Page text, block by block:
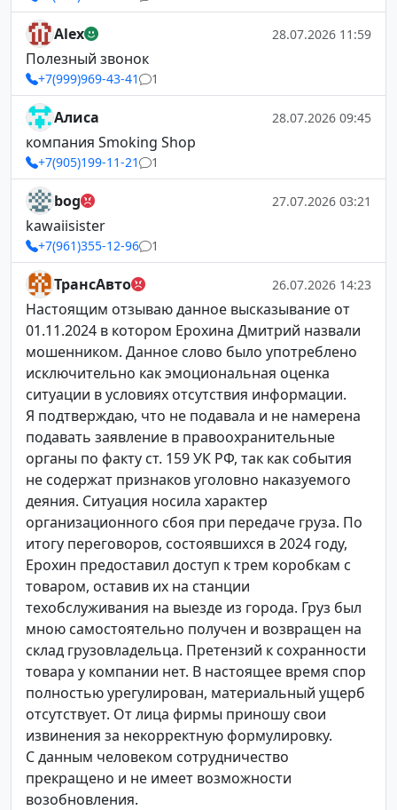
Alex 28.07.2026 11:59
Полезный звонок
+7(999)969-43-41 1
Алиса 28.07.2026 09:45
компания Smoking Shop
+7(905)199-11-21 1
bog 27.07.2026 03:21
kawaiisister
+7(961)355-12-96 1
ТрансАвто 26.07.2026 14:23
Настоящим отзываю данное высказывание от
01.11.2024 в котором Ерохина Дмитрий назвали
мошенником. Данное слово было употреблено
исключительно как эмоциональная оценка
ситуации в условиях отсутствия информации.
Я подтверждаю, что не подавала и не намерена
подавать заявление в правоохранительные
органы по факту ст. 159 УК РФ, так как события
не содержат признаков уголовно наказуемого
деяния. Ситуация носила характер
организационного сбоя при передаче груза. По
итогу переговоров, состоявшихся в 2024 году,
Ерохин предоставил доступ к трем коробкам с
товаром, оставив их на станции
техобслуживания на выезде из города. Груз был
мною самостоятельно получен и возвращен на
склад грузовладельца. Претензий к сохранности
товара у компании нет. В настоящее время спор
полностью урегулирован, материальный ущерб
отсутствует. От лица фирмы приношу свои
извинения за некорректную формулировку.
С данным человеком сотрудничество
прекращено и не имеет возможности
возобновления.